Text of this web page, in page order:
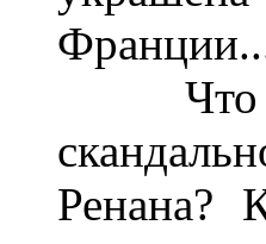
Что же
Ренана?